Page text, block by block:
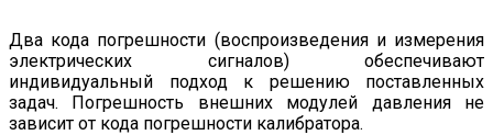
Два кода погрешности (воспроизведения и измерения
электрических сигналов) обеспечивают
индивидуальный подход к решению поставленных
задач. Погрешность внешних модулей давления не
зависит от кода погрешности калибратора.